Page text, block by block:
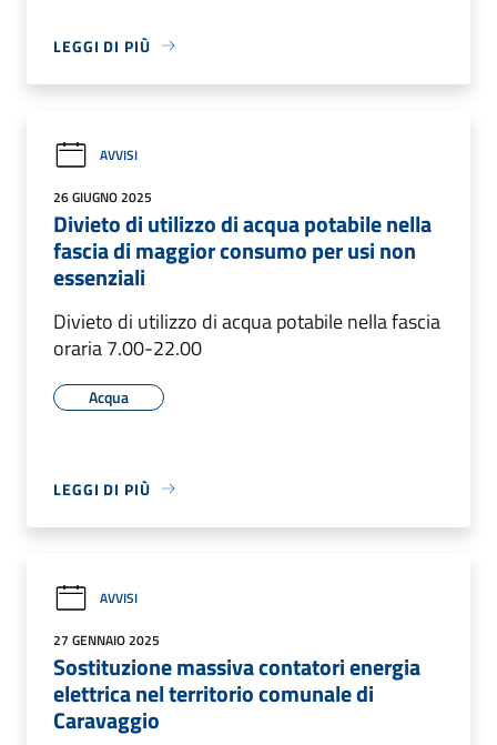
LEGGI DI PIÙ
AVVISI
26 GIUGNO 2025
Divieto di utilizzo di acqua potabile nella
fascia di maggior consumo per usi non
essenziali
Divieto di utilizzo di acqua potabile nella fascia
oraria 7.00-22.00
Acqua
LEGGI DI PIÙ
AVVISI
27 GENNAIO 2025
Sostituzione massiva contatori energia
elettrica nel territorio comunale di
Caravaggio